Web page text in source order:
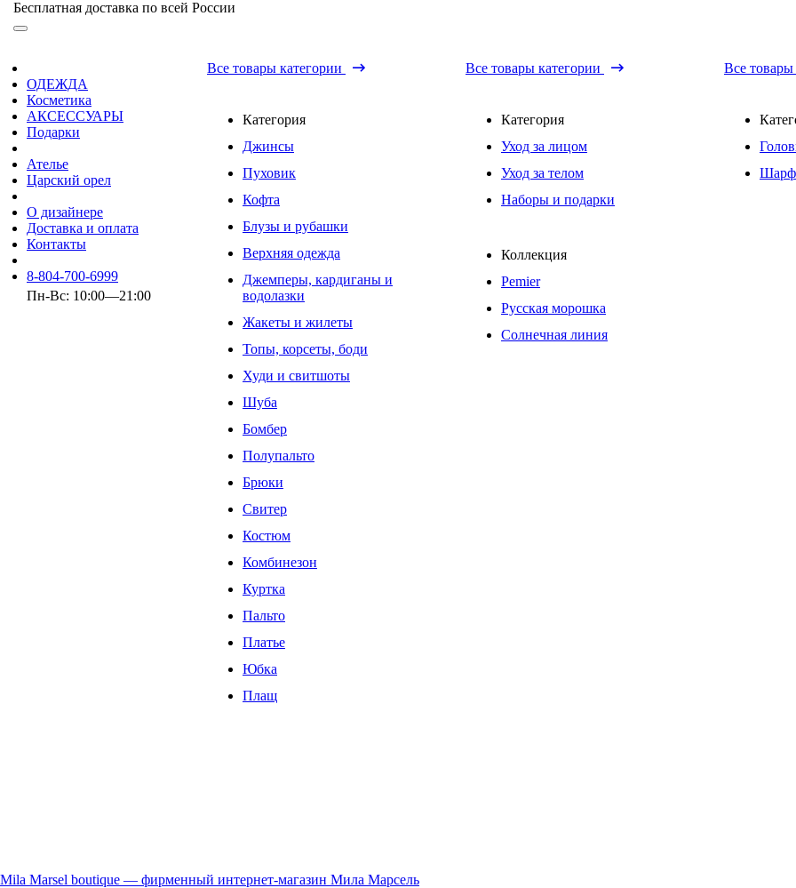
Бесплатная доставка по всей России
ОДЕЖДА
Косметика
АКСЕССУАРЫ
Подарки
Ателье
Царский орел
О дизайнере
Доставка и оплата
Контакты
8-804-700-6999
Пн-Вс: 10:00—21:00
Все товары категории
Категория
Джинсы
Пуховик
Кофта
Блузы и рубашки
Верхняя одежда
Джемперы, кардиганы и
водолазки
Жакеты и жилеты
Топы, корсеты, боди
Худи и свитшоты
Шуба
Бомбер
Полупальто
Брюки
Свитер
Костюм
Комбинезон
Куртка
Пальто
Платье
Юбка
Плащ
Все товары категории
Категория
Уход за лицом
Уход за телом
Наборы и подарки
Коллекция
Pemier
Русская морошка
Солнечная линия
Все товары
Mila Marsel boutique — фирменный интернет-магазин Мила Марсель